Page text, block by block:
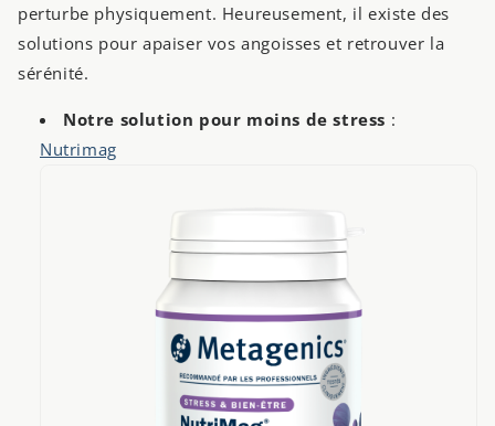
perturbe physiquement. Heureusement, il existe des
solutions pour apaiser vos angoisses et retrouver la
sérénité.
Notre solution pour moins de stress :
Nutrimag